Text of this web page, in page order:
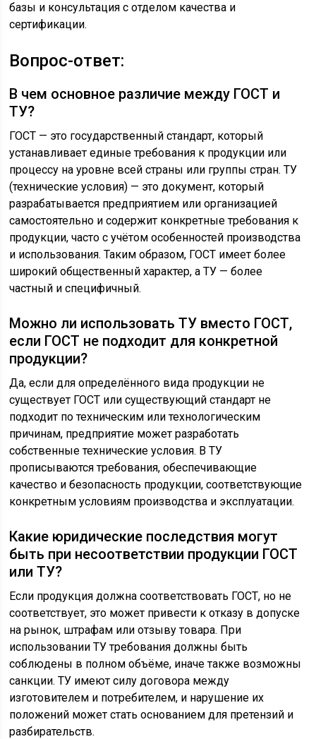
базы и консультация с отделом качества и
сертификации.
Вопрос-ответ:
В чем основное различие между ГОСТ и
ТУ?
ГОСТ — это государственный стандарт, который
устанавливает единые требования к продукции или
процессу на уровне всей страны или группы стран. ТУ
(технические условия) — это документ, который
разрабатывается предприятием или организацией
самостоятельно и содержит конкретные требования к
продукции, часто с учётом особенностей производства
и использования. Таким образом, ГОСТ имеет более
широкий общественный характер, а ТУ — более
частный и специфичный.
Можно ли использовать ТУ вместо ГОСТ,
если ГОСТ не подходит для конкретной
продукции?
Да, если для определённого вида продукции не
существует ГОСТ или существующий стандарт не
подходит по техническим или технологическим
причинам, предприятие может разработать
собственные технические условия. В ТУ
прописываются требования, обеспечивающие
качество и безопасность продукции, соответствующие
конкретным условиям производства и эксплуатации.
Какие юридические последствия могут
быть при несоответствии продукции ГОСТ
или ТУ?
Если продукция должна соответствовать ГОСТ, но не
соответствует, это может привести к отказу в допуске
на рынок, штрафам или отзыву товара. При
использовании ТУ требования должны быть
соблюдены в полном объёме, иначе также возможны
санкции. ТУ имеют силу договора между
изготовителем и потребителем, и нарушение их
положений может стать основанием для претензий и
разбирательств.